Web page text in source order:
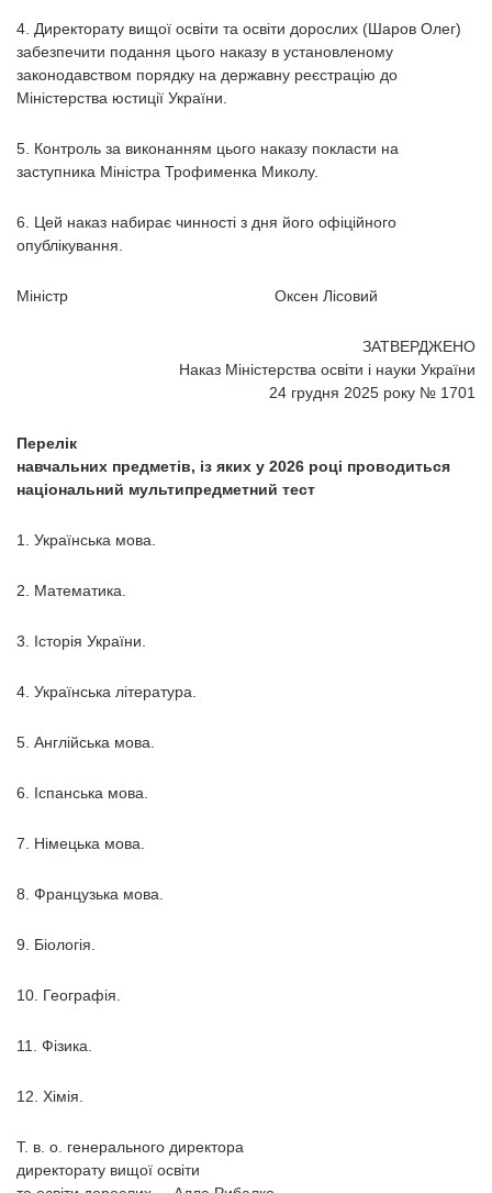
4. Директорату вищої освіти та освіти дорослих (Шаров Олег)
забезпечити подання цього наказу в установленому
законодавством порядку на державну реєстрацію до
Міністерства юстиції України.
5. Контроль за виконанням цього наказу покласти на
заступника Міністра Трофименка Миколу.
6. Цей наказ набирає чинності з дня його офіційного
опублікування.
Міністр Оксен Лісовий
ЗАТВЕРДЖЕНО
Наказ Міністерства освіти і науки України
24 грудня 2025 року № 1701
Перелік
навчальних предметів, із яких у 2026 році проводиться
національний мультипредметний тест
1. Українська мова.
2. Математика.
3. Історія України.
4. Українська література.
5. Англійська мова.
6. Іспанська мова.
7. Німецька мова.
8. Французька мова.
9. Біологія.
10. Географія.
11. Фізика.
12. Хімія.
Т. в. о. генерального директора
директорату вищої освіти